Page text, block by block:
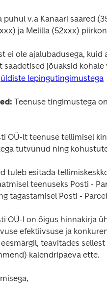
puhul v.a Kanaari saared
ja Melilla (52xxx)
ei ole ajalubadusega, kuid
saadetised jõuaksid kohale
üldiste lepingutingimustega
OÜ-lt teenuse tellimisel
tutvunud ning
tuleb esitada
teenuseks Posti -
tagastamisel Posti -
OÜ-l on õigus hinnakirja
efektiivsuse ja
teavitades
kalendripäeva ette.